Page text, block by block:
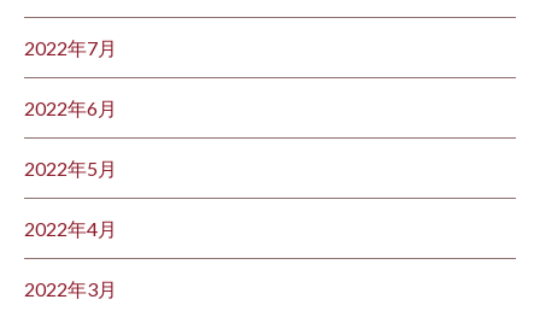
2022年7月
2022年6月
2022年5月
2022年4月
2022年3月